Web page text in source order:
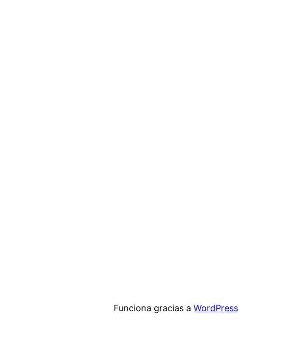
Funciona gracias a WordPress